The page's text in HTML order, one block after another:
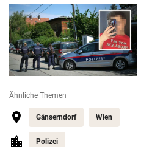
Ähnliche Themen
Gänserndorf Wien
Polizei